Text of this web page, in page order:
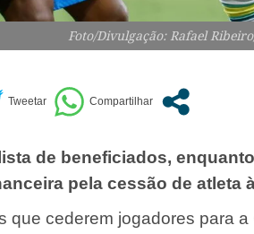
Foto/Divulgação: Rafael
de beneficiados,
pela cessão de atleta
que cederem jogadores para